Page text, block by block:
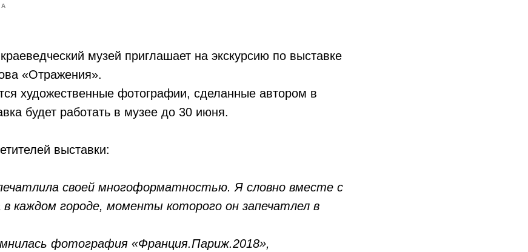
музей приглашает на экскурсию по выставке
«Отражения».
художественные фотографии, сделанные автором в
будет работать в музее до 30 июня.
выставки:
своей многоформатностью. Я словно вместе с
каждом городе, моменты которого он запечатлел в
фотография «Франция.Париж.2018»,